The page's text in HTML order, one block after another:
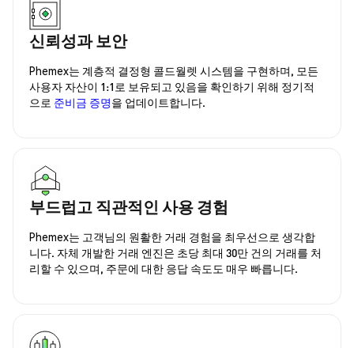
신뢰성과 보안
Phemex는 계층적 결정형 콜드월렛 시스템을 구현하며, 모든
사용자 자산이 1:1로 보유되고 있음을 확인하기 위해 정기적
으로 준비금 증명을 업데이트합니다.
부드럽고 직관적인 사용 경험
Phemex는 고객님의 원활한 거래 경험을 최우선으로 생각합
니다. 자체 개발한 거래 엔진은 초당 최대 30만 건의 거래를 처
리할 수 있으며, 주문에 대한 응답 속도도 매우 빠릅니다.